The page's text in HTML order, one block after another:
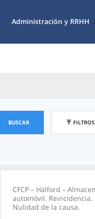
Administración y RRHH
BUSCAR FILTROS
CFCP – Halford –
automóvil.
Nulidad de la causa.